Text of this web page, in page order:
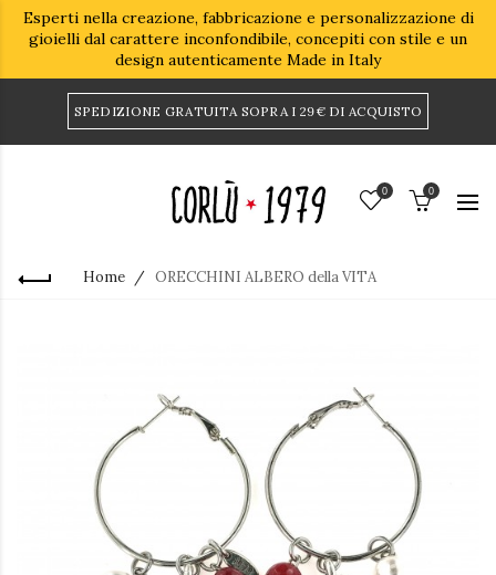
Esperti nella creazione, fabbricazione e personalizzazione di
gioielli dal carattere inconfondibile, concepiti con stile e un
design autenticamente Made in Italy
SPEDIZIONE GRATUITA SOPRA I 29€ DI ACQUISTO
0 0
Home ORECCHINI ALBERO della VITA